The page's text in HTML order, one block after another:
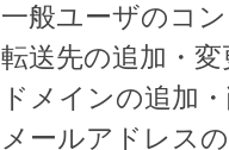
一般ユーザのコ
転送先の追加・
ドメインの追加
メールアドレス